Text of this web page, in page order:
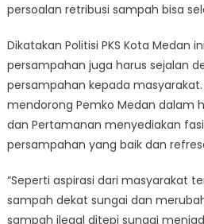
persoalan retribusi sampah bisa
Dikatakan Politisi PKS Kota Medan
persampahan juga harus sejalan
persampahan kepada masyarakat.
mendorong Pemko Medan dalam
dan Pertamanan menyediakan
persampahan yang baik dan
“Seperti aspirasi dari masyarakat
sampah dekat sungai dan
sampah ilegal ditepi sungai